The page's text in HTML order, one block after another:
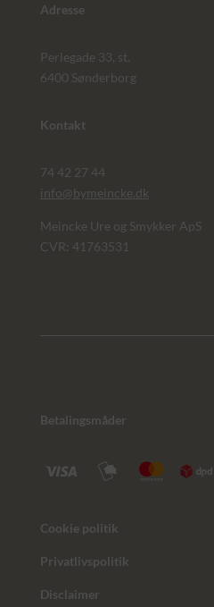
Adresse
Perlegade 33, st.
6400 Sønderborg
Kontakt
74 42 27 44
info@bymeincke.dk
Meincke Ure og Smykker ApS
CVR: 41763531
Betalingsmåder
Cookie politik
Privatlivspolitik
Disclaimer